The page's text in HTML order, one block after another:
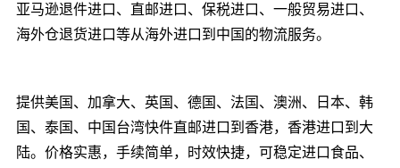
亚马逊退件进口、直邮进口、保税进口、一般贸易进口、
海外仓退货进口等从海外进口到中国的物流服务。
提供美国、加拿大、英国、德国、法国、澳洲、日本、韩
国、泰国、中国台湾快件直邮进口到香港，香港进口到大
陆。价格实惠，手续简单，时效快捷，可稳定进口食品、